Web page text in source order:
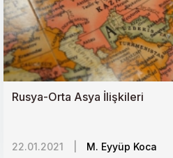
Demokratik Kongoda Ebola
Yemende Barış Süreci Çıkmazı
Emirliklerinin Çekilme Bilmecesi
Libyada Hafter Darbesine
Rusya-Orta Asya İlişkileri
22.01.2021 M. Eyyüp Koca